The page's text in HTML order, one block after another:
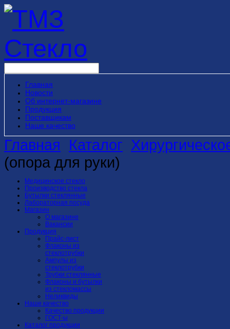
Главная
Новости
Об интернет-магазине
Продукция
Поставщикам
Наше качество
Главная Каталог
(опора для руки)
Медицинское стекло
Производство стекла
Бутылки стеклянные
Лабораторная посуда
Магазин
О магазине
Вакансии
Продукция
Прайс-лист
Флаконы из
стеклотрубки
Ампулы из
стеклотрубки
Трубки стеклянные
Флаконы и бутылки
из стекломассы
Неликвиды
Наше качество
Качество продукции
ГОСТ-ы
Каталог продукции